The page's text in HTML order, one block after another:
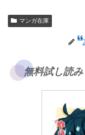
マンガ在庫
無料試し読